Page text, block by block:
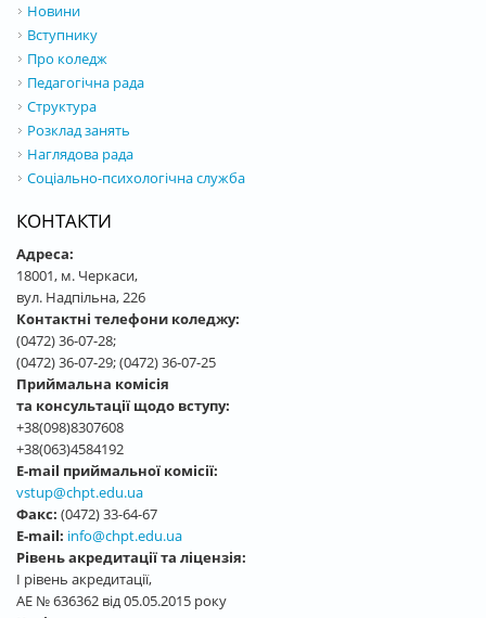
Новини
Вступнику
Про коледж
Педагогічна рада
Структура
Розклад занять
Наглядова рада
Соціально-психологічна служба
КОНТАКТИ
Адреса:
18001, м. Черкаси,
вул. Надпільна, 226
Контактні телефони коледжу:
(0472) 36-07-28;
(0472) 36-07-29; (0472) 36-07-25
Приймальна комісія
та консультації щодо вступу:
+38(098)8307608
+38(063)4584192
E-mail приймальної комісії:
vstup@chpt.edu.ua
Факс: (0472) 33-64-67
E-mail: info@chpt.edu.ua
Рівень акредитації та ліцензія:
І рівень акредитації,
АЕ № 636362 від 05.05.2015 року